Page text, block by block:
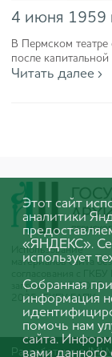
4 июня 1959
В Пермском театре
после капитальной
Читать далее ›
Использование
материалов сайта без
запрещено. © 2005-
2025 ГКБУ ГАПК
Разработано вIMI
Этот сайт
аналитики
«ЯНДЕКС».
использует
Собранная
информация
помочь нам
сайта.
вами данного